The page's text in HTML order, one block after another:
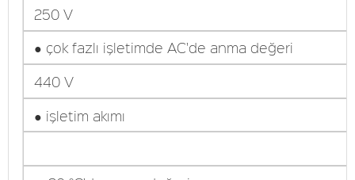
250 V
● çok fazlı işletimde AC'de anma değeri
440 V
● işletim akımı